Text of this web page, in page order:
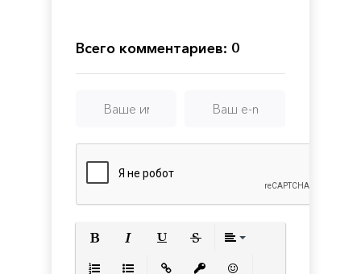
Edition
Всего комментариев: 0